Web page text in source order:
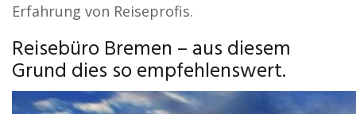
Erfahrung von Reiseprofis.
Reisebüro Bremen – aus diesem
Grund dies so empfehlenswert.